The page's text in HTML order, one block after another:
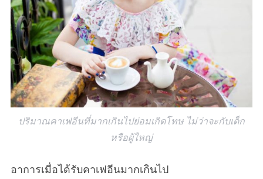
ปริมาณคาเฟอีนที่มากเกินไปย่อมเกิดโทษ ไม่ว่าจะกับเด็ก
หรือผู้ใหญ่
อาการเมื่อได้รับคาเฟอีนมากเกินไป